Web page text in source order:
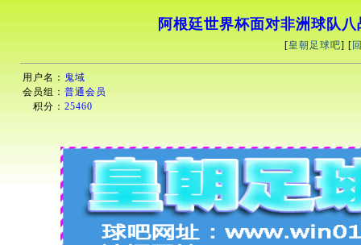
阿根廷世界杯面对非洲球队
[皇朝足球吧] [
用户名： 鬼域
会员组： 普通会员
积分： 25460